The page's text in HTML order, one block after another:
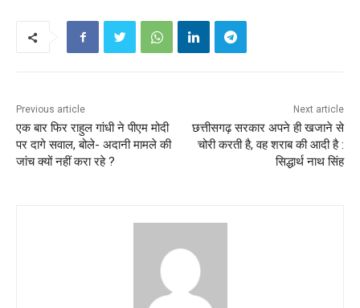
Previous article
एक बार फिर राहुल गांधी ने पीएम मोदी
पर दागे सवाल, बोले- अदानी मामले की
जांच क्यों नहीं करा रहे ?
Next article
छत्तीसगढ़ सरकार अपने ही खजाने से
चोरी करती है, वह शराब की आदी है :
सिद्धार्थ नाथ सिंह